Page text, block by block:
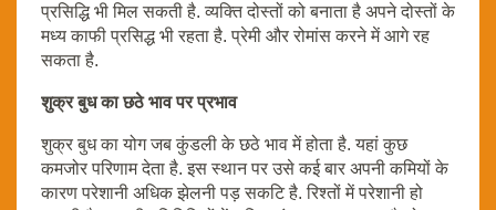
प्रसिद्धि भी मिल सकती है. व्यक्ति दोस्तों को बनाता है अपने दोस्तों के
मध्य काफी प्रसिद्ध भी रहता है. प्रेमी और रोमांस करने में आगे रह
सकता है.
शुक्र बुध का छठे भाव पर प्रभाव
शुक्र बुध का योग जब कुंडली के छठे भाव में होता है. यहां कुछ
कमजोर परिणाम देता है. इस स्थान पर उसे कई बार अपनी कमियों के
कारण परेशानी अधिक झेलनी पड़ सकटि है. रिश्तों में परेशानी हो